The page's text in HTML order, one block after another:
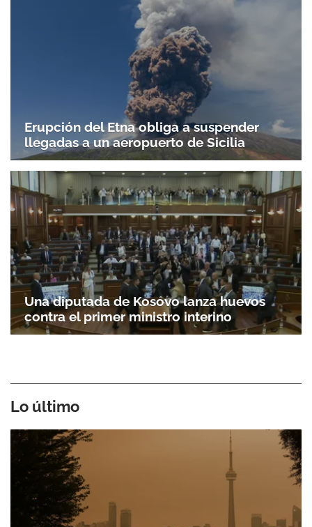
Erupción del Etna obliga a suspender
llegadas a un aeropuerto de Sicilia
Una diputada de Kosovo lanza huevos
contra el primer ministro interino
Lo último